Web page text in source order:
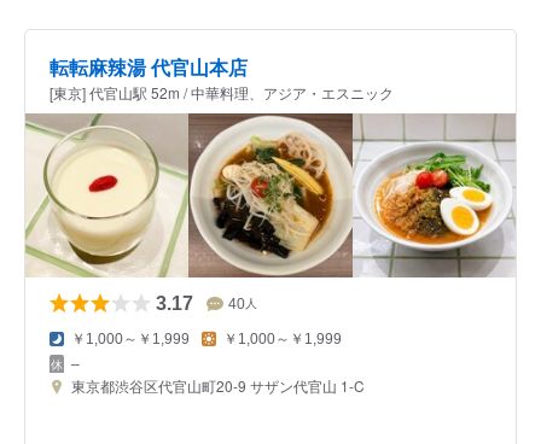
転転麻辣湯 代官山本店
[東京] 代官山駅 52m / 中華料理、アジア・エスニック
3.17 40 人
￥1,000～￥1,999 ￥1,000～￥1,999
–
東京都渋谷区代官山町20-9 サザン代官山 1-C